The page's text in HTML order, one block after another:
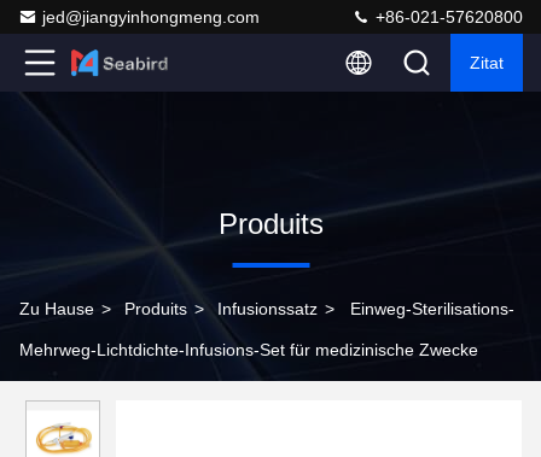
jed@jiangyinhongmeng.com +86-021-57620800
Zitat
Produits
Zu Hause > Produits > Infusionssatz > Einweg-Sterilisations-
Mehrweg-Lichtdichte-Infusions-Set für medizinische Zwecke